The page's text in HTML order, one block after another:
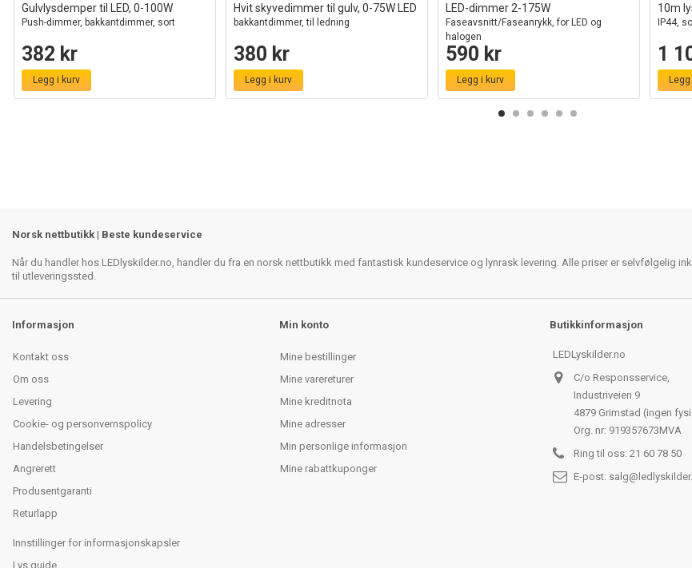
Gulvlysdemper til LED, 0-100W
Push-dimmer, bakkantdimmer, sort
382 kr
Legg i kurv
Hvit skyvedimmer til gulv, 0-75W LED
bakkantdimmer, til ledning
380 kr
Legg i kurv
LED-dimmer 2-175W
Faseavsnitt/Faseanrykk, for LED og
halogen
590 kr
Legg i kurv
10m
IP44,
1
Norsk nettbutikk | Beste kundeservice
Når du handler hos LEDlyskilder.no, handler du fra en norsk nettbutikk med fantastisk kundeservice og lynrask levering. Alle priser er selvfølgelig
til utleveringssted.
Informasjon
Kontakt oss
Om oss
Levering
Cookie- og personvernspolicy
Handelsbetingelser
Angrerett
Produsentgaranti
Returlapp
Innstillinger for informasjonskapsler
Lys guide
Min konto
Mine bestillinger
Mine varereturer
Mine kreditnota
Mine adresser
Min personlige informasjon
Mine rabattkuponger
Butikkinformasjon
LEDLyskilder.no
C/o Responsservice,
Industriveien 9
4879 Grimstad (ingen
Org. nr: 919357673MVA
Ring til oss: 21 60 78 50
E-post: